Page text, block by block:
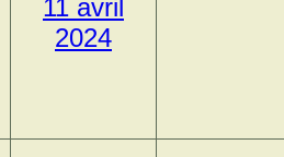
11 avril
2024